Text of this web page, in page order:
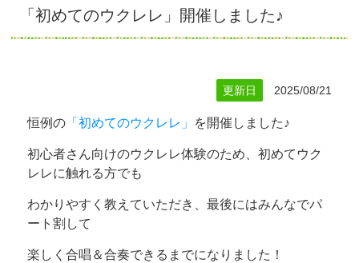
「初めてのウクレレ」開催しました♪
更新日 2025/08/21
恒例の 「初めてのウクレレ」 を開催しました♪
初心者さん向けのウクレレ体験のため、初めてウク
レレに触れる方でも
わかりやすく教えていただき、最後にはみんなでパ
ート割して
楽しく合唱＆合奏できるまでになりました！